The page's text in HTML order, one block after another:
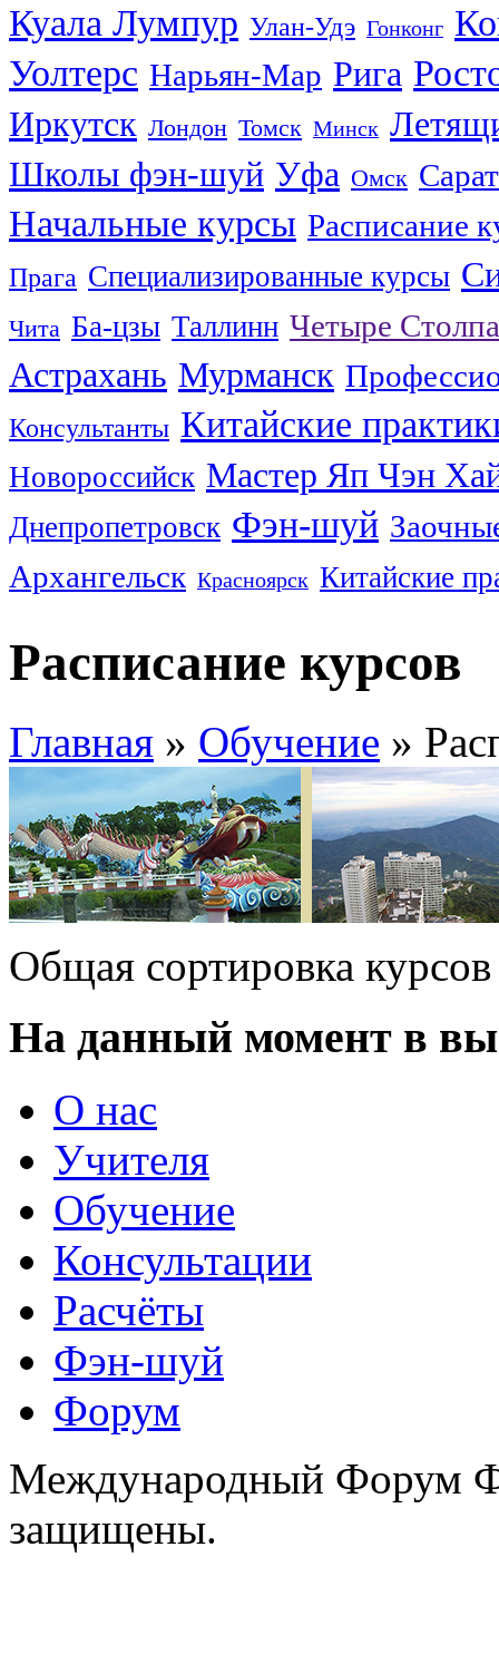
Куала Лумпур Улан-Удэ Гонконг
Уолтерс Нарьян-Мар Рига
Иркутск Лондон Томск Минск
Школы фэн-шуй Уфа Омск
Начальные курсы Расписание
Прага Специализированные курсы
Чита Ба-цзы Таллинн Четыре
Астрахань Мурманск
Консультанты Китайские
Новороссийск Мастер Яп Чэн
Днепропетровск Фэн-шуй
Архангельск Красноярск Китайские
Расписание курсов
Главная » Обучение »
Общая сортировка
На данный момент в
О нас
Учителя
Обучение
Консультации
Расчёты
Фэн-шуй
Форум
Международный Форум
защищены.